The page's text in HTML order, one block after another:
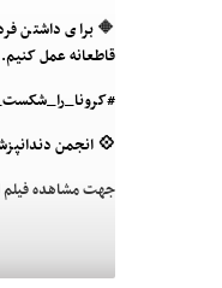
🔶 برای داشتن
قاطعانه عمل کنیم.
💠 انجمن
جهت مشاهده فیلم